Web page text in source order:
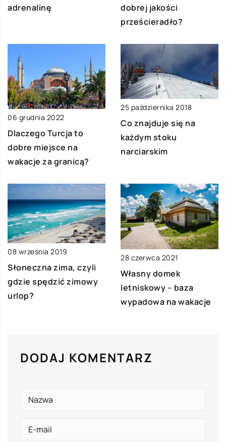
adrenalinę
dobrej jakości
prześcieradło?
06 grudnia 2022
Dlaczego Turcja to
dobre miejsce na
wakacje za granicą?
25 października 2018
Co znajduje się na
każdym stoku
narciarskim
08 września 2019
Słoneczna zima, czyli
gdzie spędzić zimowy
urlop?
28 czerwca 2021
Własny domek
letniskowy – baza
wypadowa na wakacje
DODAJ KOMENTARZ